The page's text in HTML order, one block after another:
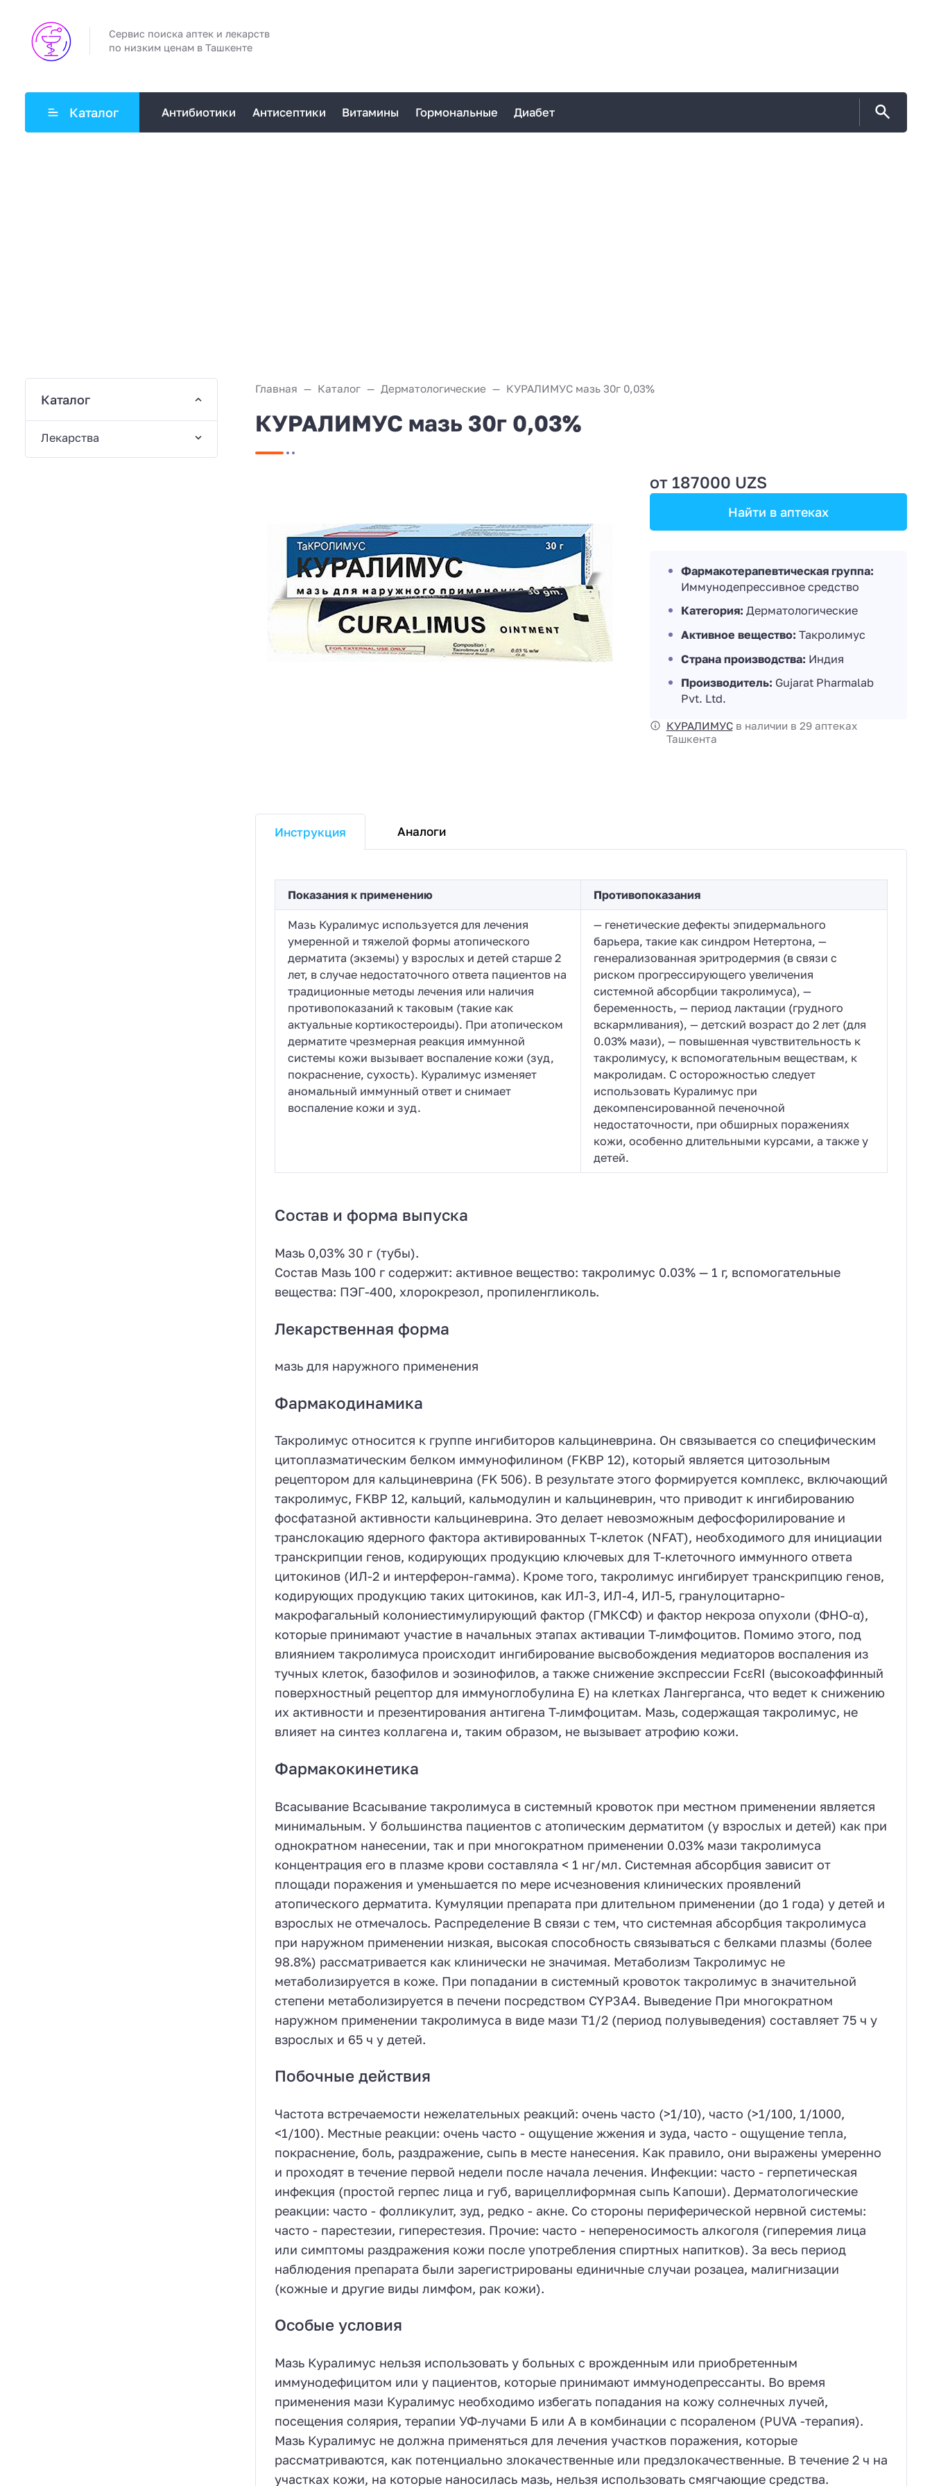
Сервис поиска аптек и лекарств
по низким ценам в Ташкенте
Каталог Антибиотики Антисептики Витамины Гормональные Диабет
Главная Каталог Дерматологические КУРАЛИМУС мазь 30г 0,03%
КУРАЛИМУС мазь 30г 0,03%
от 187000 UZS
Найти в аптеках
Фармакотерапевтическая группа:
Иммунодепрессивное средство
Категория: Дерматологические
Активное вещество: Такролимус
Страна производства: Индия
Производитель: Gujarat Pharmalab
Pvt. Ltd.
КУРАЛИМУСв наличии в 29 аптеках
Ташкента
Инструкция Аналоги
Показания к применению Противопоказания
Мазь Куралимус используется для лечения
умеренной и тяжелой формы атопического
дерматита (экземы) у взрослых и детей старше 2
лет, в случае недостаточного ответа пациентов на
традиционные методы лечения или наличия
противопоказаний к таковым (такие как
актуальные кортикостероиды). При атопическом
дерматите чрезмерная реакция иммунной
системы кожи вызывает воспаление кожи (зуд,
покраснение, сухость). Куралимус изменяет
аномальный иммунный ответ и снимает
воспаление кожи и зуд.
— генетические дефекты эпидермального
барьера, такие как синдром Нетертона, —
генерализованная эритродермия (в связи с
риском прогрессирующего увеличения
системной абсорбции такролимуса), —
беременность, — период лактации (грудного
вскармливания), — детский возраст до 2 лет (для
0.03% мази), — повышенная чувствительность к
такролимусу, к вспомогательным веществам, к
макролидам. С осторожностью следует
использовать Куралимус при
декомпенсированной печеночной
недостаточности, при обширных поражениях
кожи, особенно длительными курсами, а также у
детей.
Состав и форма выпуска
Мазь 0,03% 30 г (тубы).
Состав Мазь 100 г содержит: активное вещество: такролимус 0.03% — 1 г, вспомогательные
вещества: ПЭГ-400, хлорокрезол, пропиленгликоль.
Лекарственная форма
мазь для наружного применения
Фармакодинамика
Такролимус относится к группе ингибиторов кальциневрина. Он связывается со специфическим
цитоплазматическим белком иммунофилином (FKBP 12), который является цитозольным
рецептором для кальциневрина (FK 506). В результате этого формируется комплекс, включающий
такролимус, FKBP 12, кальций, кальмодулин и кальциневрин, что приводит к ингибированию
фосфатазной активности кальциневрина. Это делает невозможным дефосфорилирование и
транслокацию ядерного фактора активированных Т-клеток (NFAT), необходимого для инициации
транскрипции генов, кодирующих продукцию ключевых для Т-клеточного иммунного ответа
цитокинов (ИЛ-2 и интерферон-гамма). Кроме того, такролимус ингибирует транскрипцию генов,
кодирующих продукцию таких цитокинов, как ИЛ-3, ИЛ-4, ИЛ-5, гранулоцитарно-
макрофагальный колониестимулирующий фактор (ГМКСФ) и фактор некроза опухоли (ФНО-α),
которые принимают участие в начальных этапах активации Т-лимфоцитов. Помимо этого, под
влиянием такролимуса происходит ингибирование высвобождения медиаторов воспаления из
тучных клеток, базофилов и эозинофилов, а также снижение экспрессии FcεRI (высокоаффинный
поверхностный рецептор для иммуноглобулина Е) на клетках Лангерганса, что ведет к снижению
их активности и презентирования антигена Т-лимфоцитам. Мазь, содержащая такролимус, не
влияет на синтез коллагена и, таким образом, не вызывает атрофию кожи.
Фармакокинетика
Всасывание Всасывание такролимуса в системный кровоток при местном применении является
минимальным. У большинства пациентов с атопическим дерматитом (у взрослых и детей) как при
однократном нанесении, так и при многократном применении 0.03% мази такролимуса
концентрация его в плазме крови составляла < 1 нг/мл. Системная абсорбция зависит от
площади поражения и уменьшается по мере исчезновения клинических проявлений
атопического дерматита. Кумуляции препарата при длительном применении (до 1 года) у детей и
взрослых не отмечалось. Распределение В связи с тем, что системная абсорбция такролимуса
при наружном применении низкая, высокая способность связываться с белками плазмы (более
98.8%) рассматривается как клинически не значимая. Метаболизм Такролимус не
метаболизируется в коже. При попадании в системный кровоток такролимус в значительной
степени метаболизируется в печени посредством CYP3A4. Выведение При многократном
наружном применении такролимуса в виде мази T1/2 (период полувыведения) составляет 75 ч у
взрослых и 65 ч у детей.
Побочные действия
Частота встречаемости нежелательных реакций: очень часто (>1/10), часто (>1/100, 1/1000,
<1/100). Местные реакции: очень часто - ощущение жжения и зуда, часто - ощущение тепла,
покраснение, боль, раздражение, сыпь в месте нанесения. Как правило, они выражены умеренно
и проходят в течение первой недели после начала лечения. Инфекции: часто - герпетическая
инфекция (простой герпес лица и губ, варицеллиформная сыпь Капоши). Дерматологические
реакции: часто - фолликулит, зуд, редко - акне. Со стороны периферической нервной системы:
часто - парестезии, гиперестезия. Прочие: часто - непереносимость алкоголя (гиперемия лица
или симптомы раздражения кожи после употребления спиртных напитков). За весь период
наблюдения препарата были зарегистрированы единичные случаи розацеа, малигнизации
(кожные и другие виды лимфом, рак кожи).
Особые условия
Мазь Куралимус нельзя использовать у больных с врожденным или приобретенным
иммунодефицитом или у пациентов, которые принимают иммунодепрессанты. Во время
применения мази Куралимус необходимо избегать попадания на кожу солнечных лучей,
посещения солярия, терапии УФ-лучами Б или А в комбинации с псораленом (PUVA -терапия).
Мазь Куралимус не должна применяться для лечения участков поражения, которые
рассматриваются, как потенциально злокачественные или предзлокачественные. В течение 2 ч на
участках кожи, на которые наносилась мазь, нельзя использовать смягчающие средства.
Каталог
Лекарства